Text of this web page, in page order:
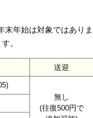
末年始は対象ではありま
。
送迎
無し
(往復500円で